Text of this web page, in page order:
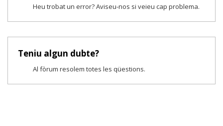
Heu trobat un error? Aviseu-nos si veieu cap problema.
Teniu algun dubte?
Al fòrum resolem totes les qüestions.